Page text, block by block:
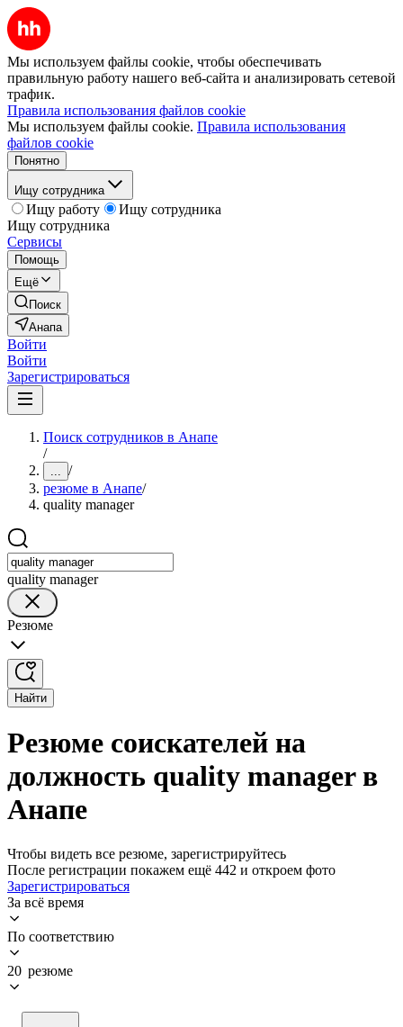
Мы используем файлы cookie, чтобы обеспечивать
правильную работу нашего веб-сайта и анализировать сетевой
трафик.
Правила использования файлов cookie
Мы используем файлы cookie. Правила использования
файлов cookie
Понятно
Ищу сотрудника
Ищу работу
Ищу сотрудника
Ищу сотрудника
Сервисы
Помощь
Ещё
Поиск
Анапа
Войти
Войти
Зарегистрироваться
Поиск сотрудников в Анапе
/
... /
резюме в Анапе/
quality manager
quality manager
Резюме
Найти
Резюме соискателей на
должность quality manager в
Анапе
Чтобы видеть все резюме, зарегистрируйтесь
После регистрации покажем ещё 442 и откроем фото
Зарегистрироваться
За всё время
По соответствию
20 резюме